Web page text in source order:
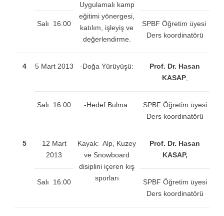
Uygulamalı kamp
eğitimi yönergesi,
katılım, işleyiş ve
değerlendirme.
Salı 16:00
SPBF Öğretim üyesi
Ders koordinatörü
4 5 Mart 2013 -Doğa Yürüyüşü:
Prof. Dr. Hasan
KASAP,
Salı 16:00 -Hedef Bulma:
SPBF Öğretim üyesi
Ders koordinatörü
5
12 Mart
2013
Kayak: Alp, Kuzey
ve Snowboard
disiplini içeren kış
sporları
Prof. Dr. Hasan
KASAP,
Salı 16:00
SPBF Öğretim üyesi
Ders koordinatörü